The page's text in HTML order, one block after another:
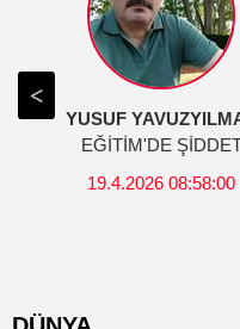
YUSUF YAVUZYILMAZ
EĞİTİM'DE ŞİDDET
19.4.2026 08:58:00